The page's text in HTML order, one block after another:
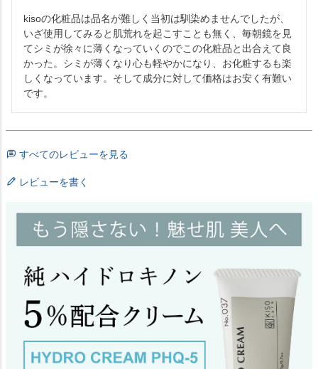
kisoの化粧品は品名が難しく当初は馴染めませんでしたが、
いざ使用してみると肌荒れを起こすことも無く、毎朝鏡を見
てシミが徐々に薄くなっていくのでこの化粧品と出合えて良
かった。シミが薄くなり心も軽やかになり、お化粧するも楽
しくなっています。そして成分に対して価格はお安く有難い
です。
すべてのレビューを見る
レビューを書く